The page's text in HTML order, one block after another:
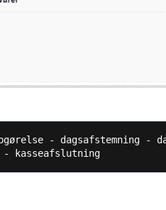
- dagsafstemning -
- kasseafslutning